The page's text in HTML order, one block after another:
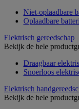
Niet-oplaadbare
Oplaadbare
Elektrisch gereedschap
Bekijk de hele
Draagbaar
Snoerloos
Elektrisch
Bekijk de hele